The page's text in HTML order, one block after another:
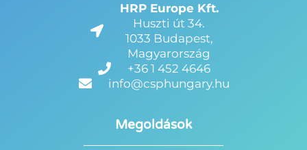
HRP Europe Kft.
Huszti út 34.
1033 Budapest,
Magyarország
+36 1 452 4646
info@csphungary.hu
Megoldások